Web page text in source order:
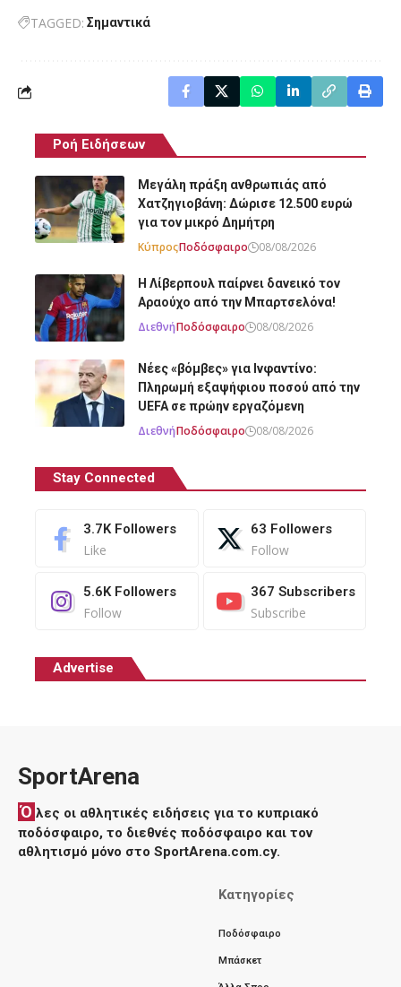
TAGGED: Σημαντικά
Ροή Ειδήσεων
Μεγάλη πράξη ανθρωπιάς από
Χατζηγιοβάνη: Δώρισε 12.500 ευρώ
για τον μικρό Δημήτρη
ΚύπροςΠοδόσφαιρο 08/08/2026
Η Λίβερπουλ παίρνει δανεικό τον
Αραούχο από την Μπαρτσελόνα!
ΔιεθνήΠοδόσφαιρο 08/08/2026
Νέες «βόμβες» για Ινφαντίνο:
Πληρωμή εξαψήφιου ποσού από την
UEFA σε πρώην εργαζόμενη
ΔιεθνήΠοδόσφαιρο 08/08/2026
Stay Connected
3.7K Followers
Like
63 Followers
Follow
5.6K Followers
Follow
367 Subscribers
Subscribe
Advertise
SportArena
Ό λες οι αθλητικές ειδήσεις για το κυπριακό
ποδόσφαιρο, το διεθνές ποδόσφαιρο και τον
αθλητισμό μόνο στο SportArena.com.cy.
Κατηγορίες
Ποδόσφαιρο
Μπάσκετ